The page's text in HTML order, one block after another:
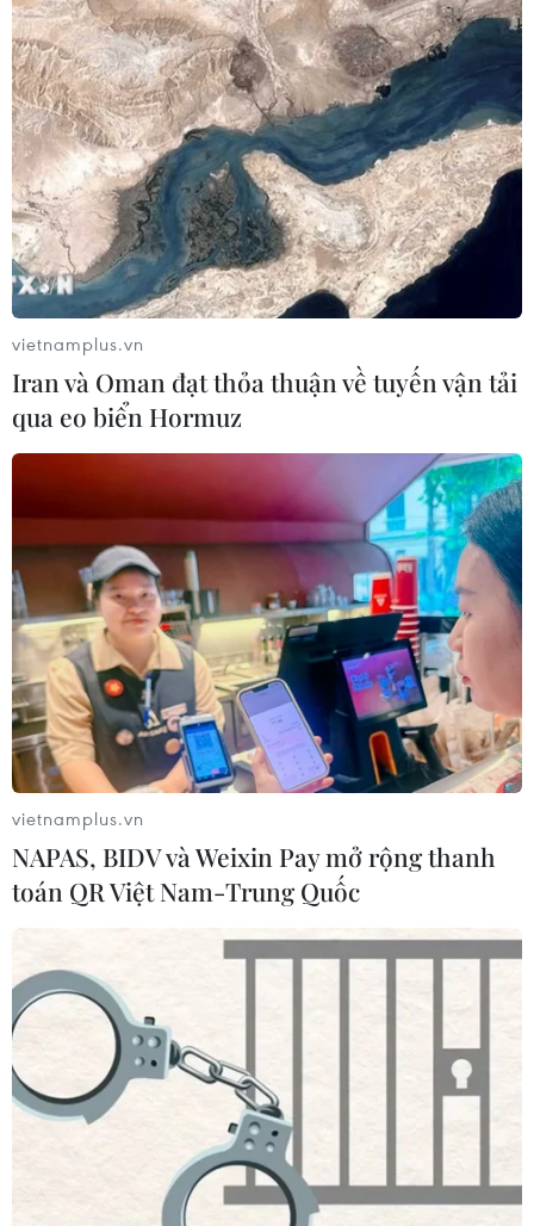
vietnamplus.vn
Iran và Oman đạt thỏa thuận về tuyến vận tải
qua eo biển Hormuz
vietnamplus.vn
NAPAS, BIDV và Weixin Pay mở rộng thanh
toán QR Việt Nam-Trung Quốc